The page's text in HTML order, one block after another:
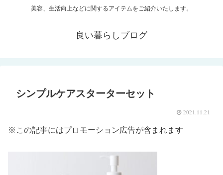
美容、生活向上などに関するアイテムをご紹介いたします。
良い暮らしブログ
シンプルケアスターターセット
2021.11.21
※この記事にはプロモーション広告が含まれます